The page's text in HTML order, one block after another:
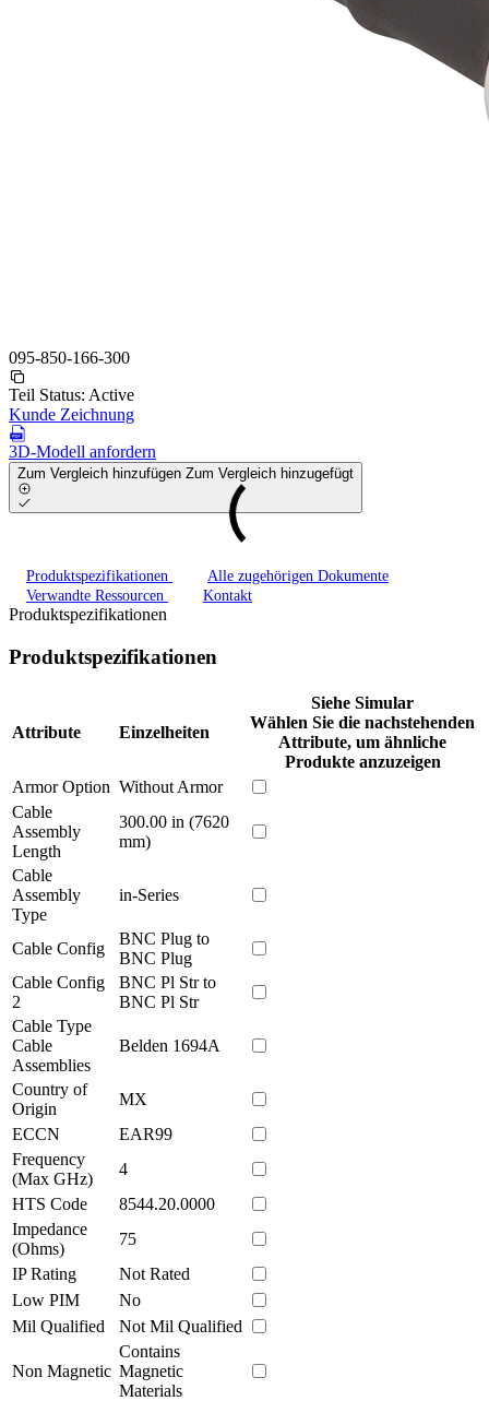
095-850-166-300
Teil Status: Active
Kunde Zeichnung
3D-Modell anfordern
Zum Vergleich hinzufügen Zum Vergleich hinzugefügt
Produktspezifikationen
Alle zugehörigen Dokumente
Verwandte Ressourcen
Kontakt
Produktspezifikationen
Produktspezifikationen
Attribute Einzelheiten
Siehe Simular
Wählen Sie die nachstehenden
Attribute, um ähnliche
Produkte anzuzeigen
Armor Option Without Armor
Cable
Assembly
Length
300.00 in (7620
mm)
Cable
Assembly
Type
in-Series
Cable Config
BNC Plug to
BNC Plug
Cable Config
2
BNC Pl Str to
BNC Pl Str
Cable Type
Cable
Assemblies
Belden 1694A
Country of
Origin
MX
ECCN
EAR99
Frequency
(Max GHz)
4
HTS Code
8544.20.0000
Impedance
(Ohms)
75
IP Rating
Not Rated
Low PIM
No
Mil Qualified
Not Mil Qualified
Non Magnetic
Contains
Magnetic
Materials